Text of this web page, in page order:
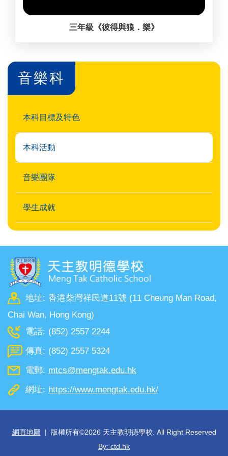
三年級《彼得與狼．樂》
音樂科
本科目標及特色
本科活動
音樂團隊
學生成就
地址: 香港柴灣祥民道11號 (11 Cheung Man Road,
Chai Wan, Hong Kong)
電話: (852) 2557 2244
傳真: (852) 2557 5324
電郵: mtcs@mengtak.edu.hk
網址: https://www.mengtak.edu.hk/
網頁地圖 | 版權所有©2026 天主教明德學校. All Right Reserved
By: ctd.hk